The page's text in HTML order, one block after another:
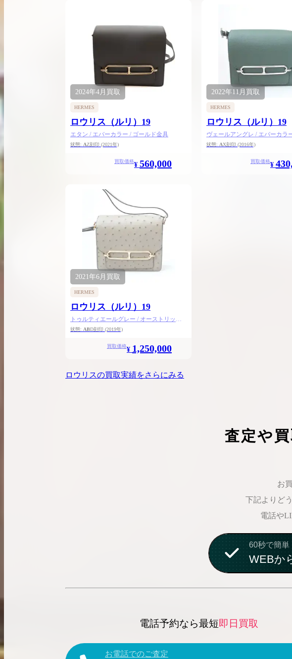
希少なリザード素材のバーキンの買取価格や
高く売るためのポイントを徹底解説
バーキン相場解説
コラムをさらにみる
2024年4月 買取
HERMES
ロウリス（ルリ）19
エタン / エバーカラー / ゴールド金具
状態: AZ刻印 (2021年)
買取価格¥ 560,000
2022年11月 買取
HERMES
ロウリス（ルリ）19
ヴェールアングレ / エバーカラ
金具
状態: AX刻印 (2016年)
買取価格¥
2021年6月 買取
HERMES
ロウリス（ルリ）19
トゥルティエールグレー / オーストリッチ /
シャンパンゴールド金具
状態: ABD刻印 (2019年)
買取価格¥ 1,250,000
ロウリスの買取実績をさらにみる
査定や
お
下記よりど
電話や
60秒で簡単
WEBか
電話予約なら最短即日買取
お電話でのご査定